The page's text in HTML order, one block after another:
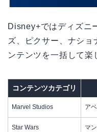
Disney+ではディズニ
ズ、ピクサー、ナショ
ンテンツを一括して楽
コンテンツカテゴリ
Marvel Studios ア
Star Wars マ